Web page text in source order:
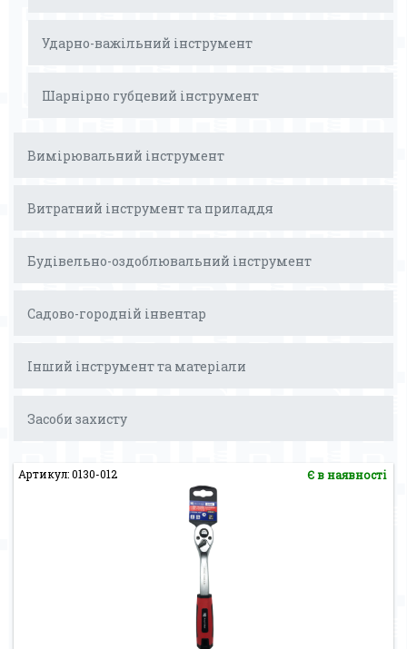
Ударно-важільний інструмент
Шарнірно губцевий інструмент
Вимірювальний інструмент
Витратний інструмент та приладдя
Будівельно-оздоблювальний інструмент
Садово-городній інвентар
Інший інструмент та матеріали
Засоби захисту
Артикул: 0130-012 Є в наявності